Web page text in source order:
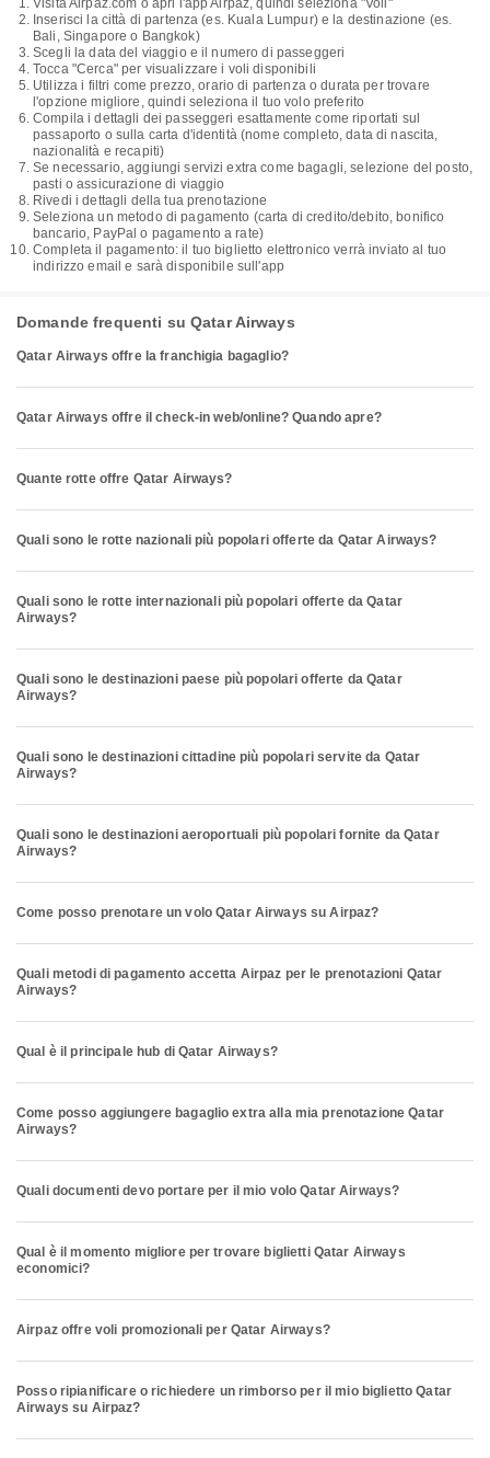
Visita Airpaz.com o apri l'app Airpaz, quindi seleziona "Voli"
Inserisci la città di partenza (es. Kuala Lumpur) e la destinazione (es.
Bali, Singapore o Bangkok)
Scegli la data del viaggio e il numero di passeggeri
Tocca "Cerca" per visualizzare i voli disponibili
Utilizza i filtri come prezzo, orario di partenza o durata per trovare
l'opzione migliore, quindi seleziona il tuo volo preferito
Compila i dettagli dei passeggeri esattamente come riportati sul
passaporto o sulla carta d'identità (nome completo, data di nascita,
nazionalità e recapiti)
Se necessario, aggiungi servizi extra come bagagli, selezione del posto,
pasti o assicurazione di viaggio
Rivedi i dettagli della tua prenotazione
Seleziona un metodo di pagamento (carta di credito/debito, bonifico
bancario, PayPal o pagamento a rate)
Completa il pagamento: il tuo biglietto elettronico verrà inviato al tuo
indirizzo email e sarà disponibile sull'app
Domande frequenti su Qatar Airways
Qatar Airways offre la franchigia bagaglio?
Qatar Airways offre il check-in web/online? Quando apre?
Quante rotte offre Qatar Airways?
Quali sono le rotte nazionali più popolari offerte da Qatar Airways?
Quali sono le rotte internazionali più popolari offerte da Qatar
Airways?
Quali sono le destinazioni paese più popolari offerte da Qatar
Airways?
Quali sono le destinazioni cittadine più popolari servite da Qatar
Airways?
Quali sono le destinazioni aeroportuali più popolari fornite da Qatar
Airways?
Come posso prenotare un volo Qatar Airways su Airpaz?
Quali metodi di pagamento accetta Airpaz per le prenotazioni Qatar
Airways?
Qual è il principale hub di Qatar Airways?
Come posso aggiungere bagaglio extra alla mia prenotazione Qatar
Airways?
Quali documenti devo portare per il mio volo Qatar Airways?
Qual è il momento migliore per trovare biglietti Qatar Airways
economici?
Airpaz offre voli promozionali per Qatar Airways?
Posso ripianificare o richiedere un rimborso per il mio biglietto Qatar
Airways su Airpaz?